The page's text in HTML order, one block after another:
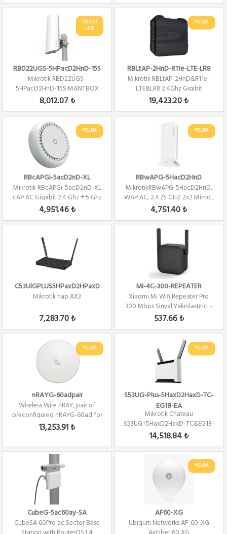
END OF
LIFE
RBD22UGS-5HPacD2HnD-15S
Mikrotik RBD22UGS-
5HPacD2HnD-15S MANTBOX
52 15S 5 Ghz,2.4 Ghz 15d...
8,012.07 ₺
YOLDA
RBLtAP-2HnD-R11e-LTE-LR8
Mikrotik RBLtAP-2HnD&R11e-
LTE&LR8 2.4Ghz Gigibit
Ethernet Portu Lo...
19,423.20 ₺
YOLDA
RBcAPGi-5acD2nD-XL
Mikrotik RBcAPGi-5acD2nD-XL
cAP AC Gigabit 2.4 Ghz + 5 Ghz
2x2 ...
4,951.46 ₺
YOLDA
RBwAPG-5HacD2HnD
MikrotikRBwAPG-5HacD2HnD,
WAP AC, 2.4 /5 GHZ 2x2 Mimo ,
L4, 2 Dbi,...
4,751.40 ₺
C53UiGPLUS5HPaxD2HPaxD
Mikrotik hap AX3
7,283.70 ₺
MI-4C-300-REPEATER
Xiaomi Mi Wifi Repeater Pro
300 Mbps Sinyal Yakınlaştırıcı -
Güçle...
537.66 ₺
YOLDA
nRAYG-60adpair
Wireless Wire nRAY, pair of
preconfigured nRAYG-60ad for
60Ghz lin...
13,253.91 ₺
YOLDA
S53UG-Plus-5HaxD2HaxD-TC-
EG18-EA
Mikrotik Chateau
S53UG+5HaxD2HaxD-TC&EG18-
EA Chateau LTE18 ax with...
14,518.84 ₺
CubeG-5ac60ay-SA
CubeSA 60Pro ac Sector Base
YOLDA
AF60-XG
Ubiquiti Networks AF-60-XG